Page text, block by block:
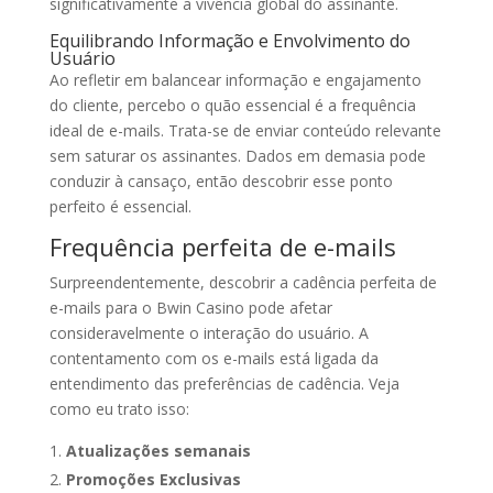
Equilibrando Informação e Envolvimento do
Usuário
Ao refletir em balancear informação e engajamento
do cliente, percebo o quão essencial é a frequência
ideal de e-mails. Trata-se de enviar conteúdo relevante
sem saturar os assinantes. Dados em demasia pode
conduzir à cansaço, então descobrir esse ponto
perfeito é essencial.
Frequência perfeita de e-mails
Surpreendentemente, descobrir a cadência perfeita de
e-mails para o Bwin Casino pode afetar
consideravelmente o interação do usuário. A
contentamento com os e-mails está ligada da
entendimento das preferências de cadência. Veja
como eu trato isso:
Atualizações semanais
Promoções Exclusivas